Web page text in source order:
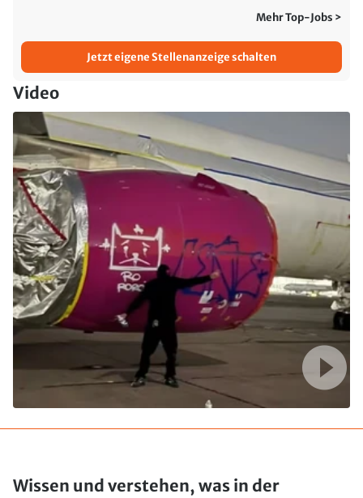
Mehr Top-Jobs >
Jetzt eigene Stellenanzeige schalten
Video
Wissen und verstehen, was in der